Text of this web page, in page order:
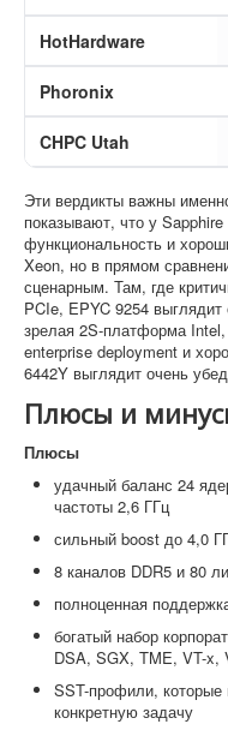
HotHardware
Phoronix
CHPC Utah
Эти вердикты важны
показывают, что у
функциональность и
Xeon, но в прямом
сценарным. Там, где
PCIe, EPYC 9254
зрелая 2S-платформа
enterprise deployment и
6442Y выглядит очень
Плюсы и
Плюсы
удачный баланс 24
частоты 2,6 ГГц
сильный boost до 4,0
8 каналов DDR5 и 80
полноценная
богатый набор
DSA, SGX, TME, VT-x,
SST-профили, которые
конкретную задачу